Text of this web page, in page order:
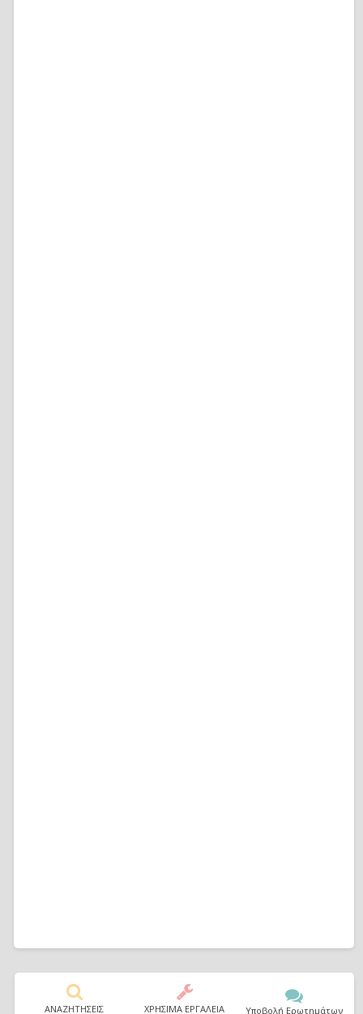
ΑΝΑΖΗΤΗΣΕΙΣ ΧΡΗΣΙΜΑ ΕΡΓΑΛΕΙΑ Υποβολή Ερωτημάτων